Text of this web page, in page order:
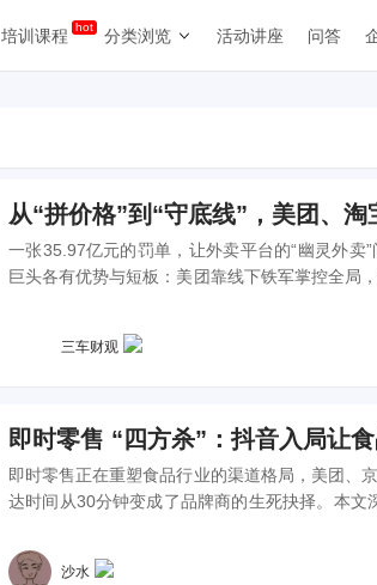
培训课程 分类浏览 活动讲座 问答
从“拼价格”到“守底线”，美团、
一张35.97亿元的罚单，让外卖平台的“幽灵外卖
巨头各有优势与短板：美团靠线下铁军掌控全局
三车财观
即时零售 “四方杀”：抖音入局让
即时零售正在重塑食品行业的渠道格局，美团、
达时间从30分钟变成了品牌商的生死抉择。本文
沙水